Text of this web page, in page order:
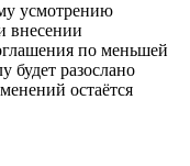
усмотрению
внесении
по меньшей
будет разослано
остаётся